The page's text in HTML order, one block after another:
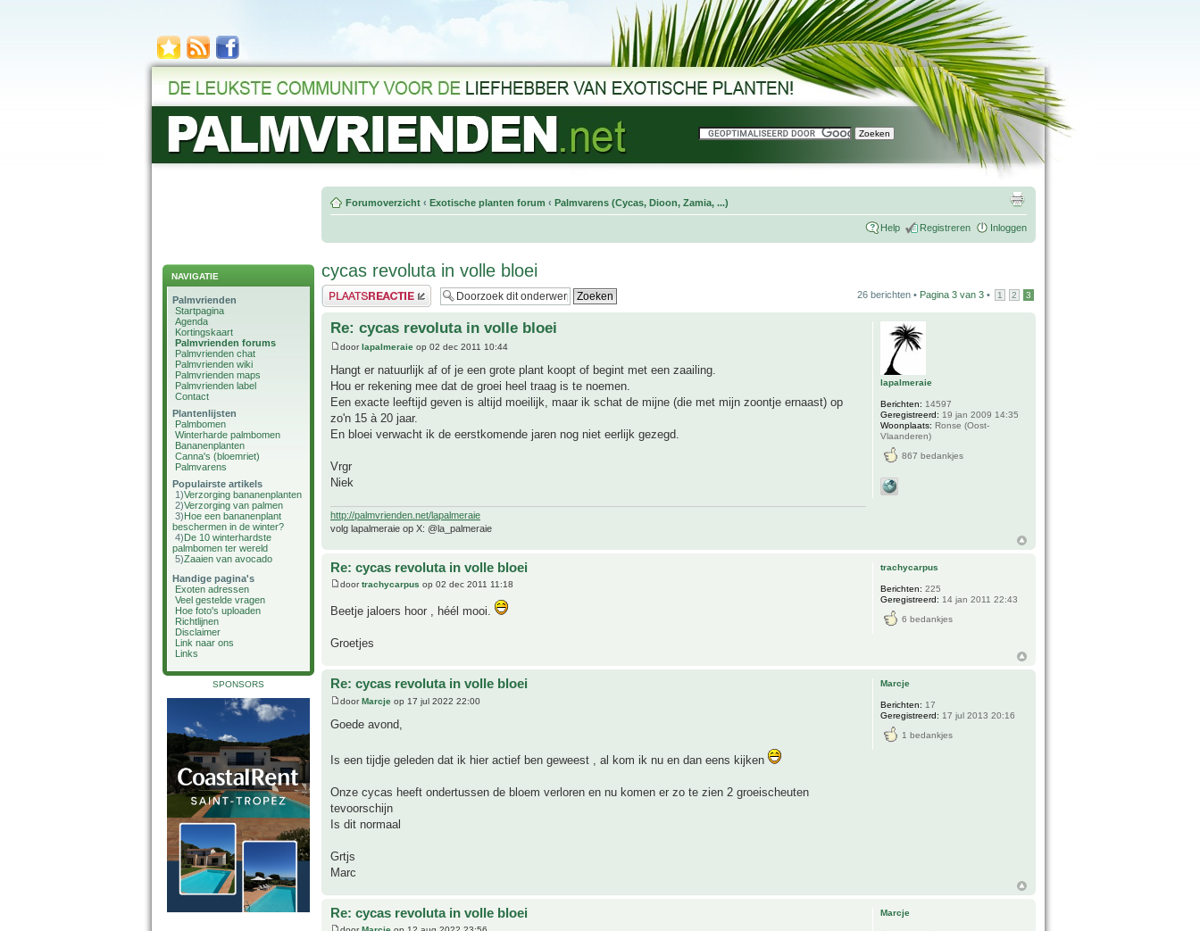
NAVIGATIE
Palmvrienden
Startpagina
Agenda
Kortingskaart
Palmvrienden forums
Palmvrienden chat
Palmvrienden wiki
Palmvrienden maps
Palmvrienden label
Contact
Plantenlijsten
Palmbomen
Winterharde palmbomen
Bananenplanten
Canna's (bloemriet)
Palmvarens
Populairste artikels
1)Verzorging bananenplanten
2)Verzorging van palmen
3)Hoe een bananenplant
beschermen in de winter?
4)De 10 winterhardste
palmbomen ter wereld
5)Zaaien van avocado
Handige pagina's
Exoten adressen
Veel gestelde vragen
Hoe foto's uploaden
Richtlijnen
Disclaimer
Link naar ons
Links
SPONSORS
Forumoverzicht ‹ Exotische planten forum ‹ Palmvarens (Cycas, Dioon, Zamia, ...)
Help Registreren Inloggen
cycas revoluta in volle bloei
Plaats een reactie 26 berichten • Pagina 3 van 3 • 1 2 3
Re: cycas revoluta in volle bloei
doorlapalmeraie op 02 dec 2011 10:44
Hangt er natuurlijk af of je een grote plant koopt of begint met een zaailing.
Hou er rekening mee dat de groei heel traag is te noemen.
Een exacte leeftijd geven is altijd moeilijk, maar ik schat de mijne (die met mijn zoontje ernaast) op
zo'n 15 à 20 jaar.
En bloei verwacht ik de eerstkomende jaren nog niet eerlijk gezegd.
Vrgr
Niek
http://palmvrienden.net/lapalmeraie
volg lapalmeraie op X: @la_palmeraie
lapalmeraie
Berichten: 14597
Geregistreerd: 19 jan 2009 14:35
Woonplaats: Ronse (Oost-
Vlaanderen)
867 bedankjes
Re: cycas revoluta in volle bloei
doortrachycarpus op 02 dec 2011 11:18
Beetje jaloers hoor , héél mooi.
Groetjes
trachycarpus
Berichten: 225
Geregistreerd: 14 jan 2011 22:43
6 bedankjes
Re: cycas revoluta in volle bloei
doorMarcje op 17 jul 2022 22:00
Goede avond,
Is een tijdje geleden dat ik hier actief ben geweest , al kom ik nu en dan eens kijken
Onze cycas heeft ondertussen de bloem verloren en nu komen er zo te zien 2 groeischeuten
tevoorschijn
Is dit normaal
Grtjs
Marc
Marcje
Berichten: 17
Geregistreerd: 17 jul 2013 20:16
1 bedankjes
Re: cycas revoluta in volle bloei Marcje